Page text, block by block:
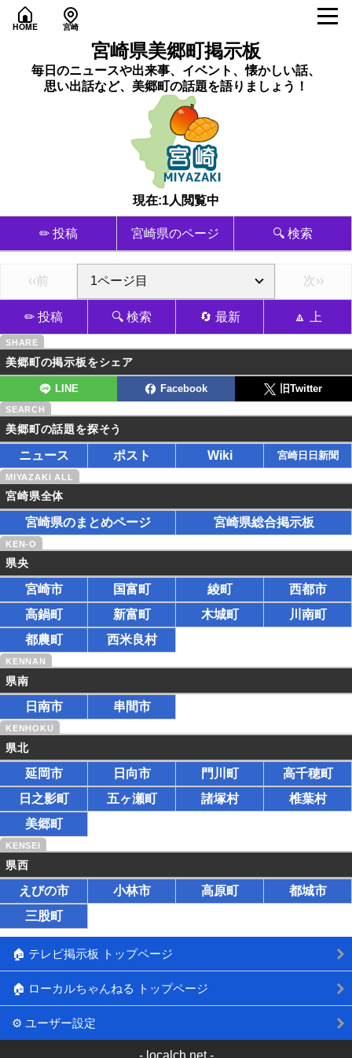
HOME 宮崎
宮崎県美郷町掲示板
毎日のニュースや出来事、イベント、懐かしい話、
思い出話など、美郷町の話題を語りましょう！
現在:1人閲覧中
✏ 投稿 宮崎県のページ 🔍 検索
‹‹前 次››
✏ 投稿 🔍 検索 🔄 最新 🔼 上
美郷町の掲示板をシェア
LINE Facebook 旧Twitter
美郷町の話題を探そう
ニュース ポスト Wiki 宮崎日日新聞
宮崎県全体
宮崎県のまとめページ 宮崎県総合掲示板
県央
宮崎市 国富町 綾町
西都市
高鍋町
新富町 木城町
川南町
都農町
西米良村
県南
日南市 串間市
県北
延岡市 日向市 門川町
高千穂町
日之影町
五ヶ瀬町 諸塚村
椎葉村
美郷町
県西
えびの市 小林市 高原町
都城市
三股町
🏠 テレビ掲示板 トップページ
🏠 ローカルちゃんねる トップページ
⚙ ユーザー設定